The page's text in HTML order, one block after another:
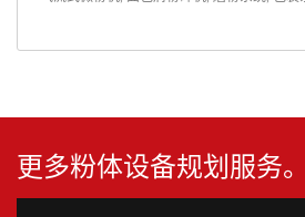
更多粉体设备规划服务。